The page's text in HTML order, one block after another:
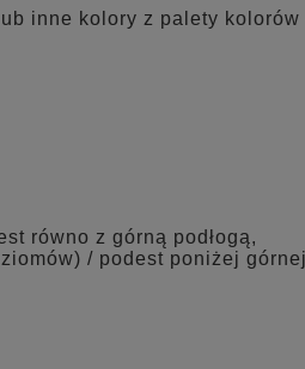
lub inne kolory z palety
równo z górną podłogą,
/ podest poniżej